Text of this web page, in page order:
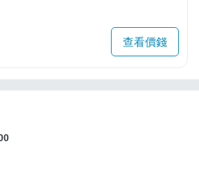
查看價錢